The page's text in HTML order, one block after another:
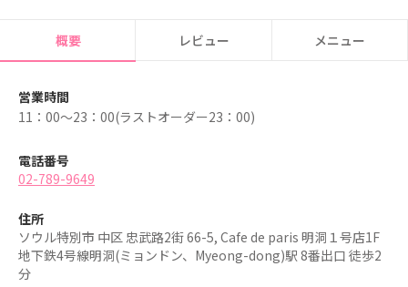
概要 レビュー メニュー
営業時間
11：00～23：00(ラストオーダー23：00)
電話番号
02-789-9649
住所
ソウル特別市 中区 忠武路2街 66-5, Cafe de paris 明洞１号店1F
地下鉄4号線明洞(ミョンドン、Myeong-dong)駅 8番出口 徒歩2
分